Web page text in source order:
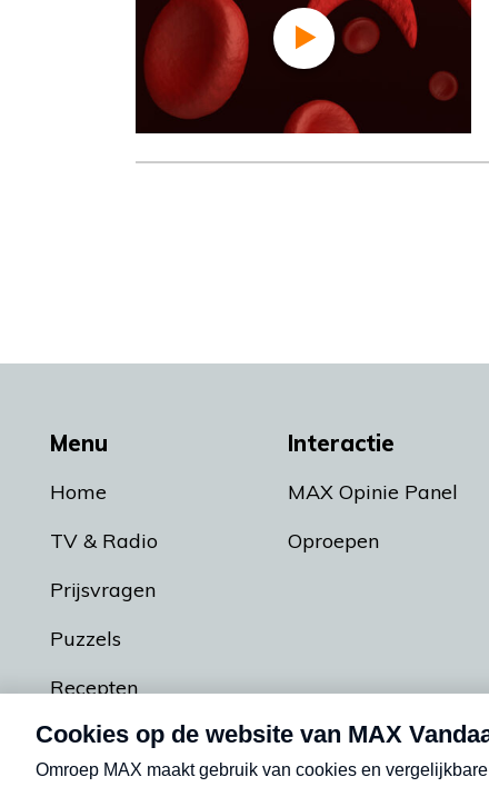
Menu
Home
TV & Radio
Prijsvragen
Puzzels
Recepten
Podcasts
Interactie
MAX Opinie Panel
Oproepen